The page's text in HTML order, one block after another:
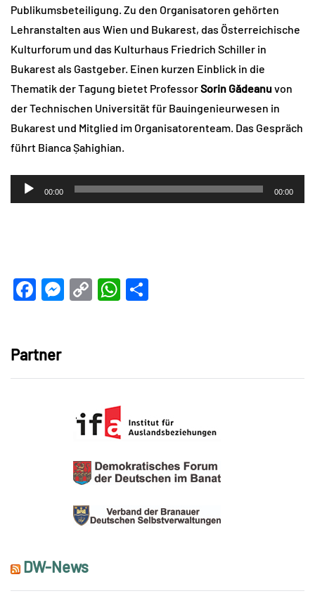
Publikumsbeteiligung. Zu den Organisatoren gehörten
Lehranstalten aus Wien und Bukarest, das Österreichische
Kulturforum und das Kulturhaus Friedrich Schiller in
Bukarest als Gastgeber. Einen kurzen Einblick in die
Thematik der Tagung bietet ProfessorSorin Gădeanuvon
der Technischen Universität für Bauingenieurwesen in
Bukarest und Mitglied im Organisatorenteam. Das Gespräch
führt Bianca Șahighian.
Audio-
Player
00:00 00:00
Facebook
Messenger
CopyWhatsApp
Partner
DW-News